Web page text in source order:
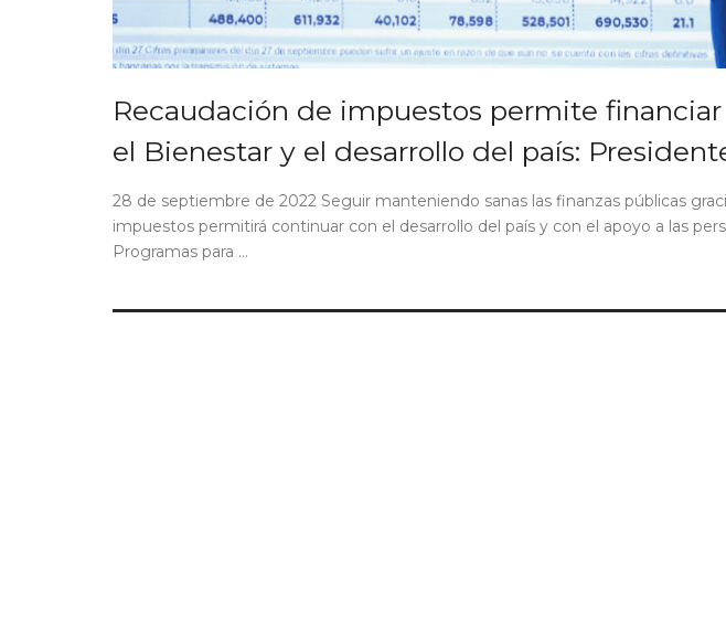
Recaudación de impuestos permite financiar
el Bienestar y el desarrollo del país:
28 de septiembre de 2022 Seguir manteniendo sanas las finanzas públicas
impuestos permitirá continuar con el desarrollo del país y con el apoyo a las
Programas para ...